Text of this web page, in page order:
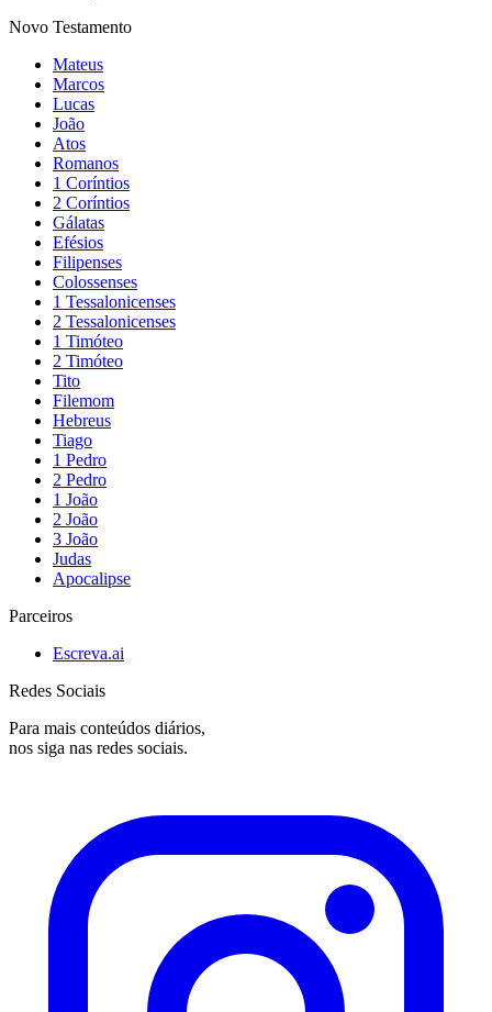
Novo Testamento
Mateus
Marcos
Lucas
João
Atos
Romanos
1 Coríntios
2 Coríntios
Gálatas
Efésios
Filipenses
Colossenses
1 Tessalonicenses
2 Tessalonicenses
1 Timóteo
2 Timóteo
Tito
Filemom
Hebreus
Tiago
1 Pedro
2 Pedro
1 João
2 João
3 João
Judas
Apocalipse
Parceiros
Escreva.ai
Redes Sociais
Para mais conteúdos diários,
nos siga nas redes sociais.